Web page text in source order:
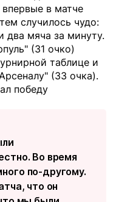
в матче
случилось чудо:
два мяча за минуту.
(31 очко)
таблице и
(33 очка).
победу
Во время
по-другому.
что он